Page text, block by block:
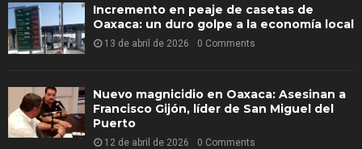
Incremento en peaje de casetas de
Oaxaca: un duro golpe a la economía local
13 de abril de 2026 0 Comments
Nuevo magnicidio en Oaxaca: Asesinan a
Francisco Gijón, líder de San Miguel del
Puerto
12 de abril de 2026 0 Comments